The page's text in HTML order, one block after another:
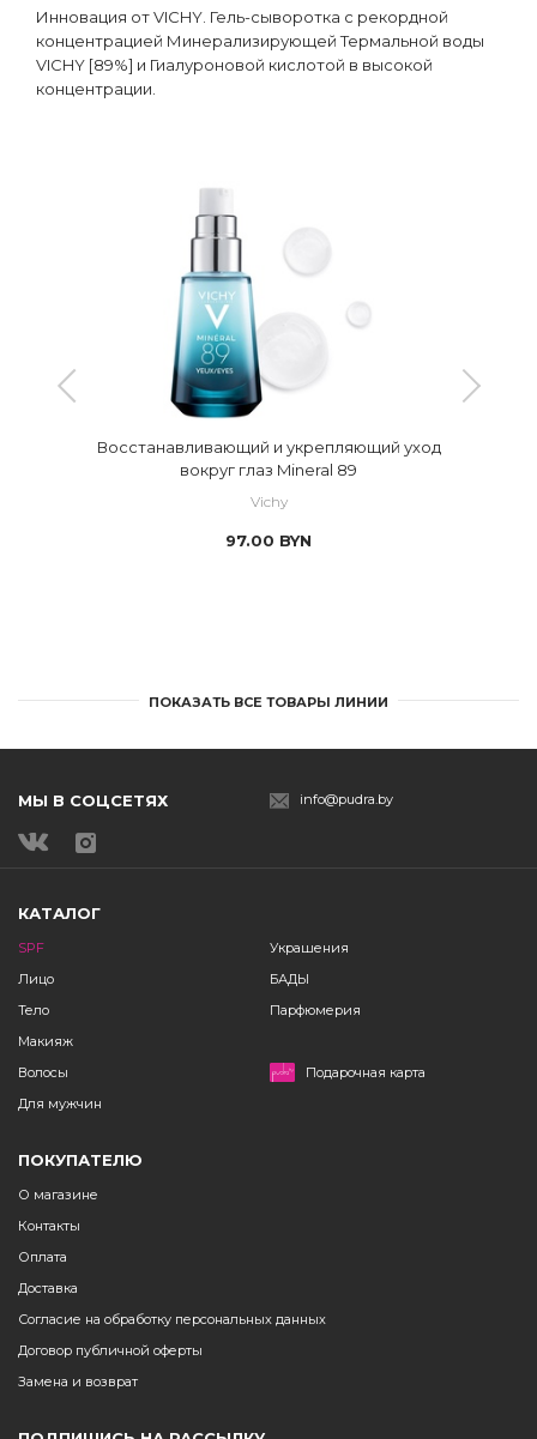
Инновация от VICHY. Гель-сыворотка с рекордной
концентрацией Минерализирующей Термальной воды
VICHY [89%] и Гиалуроновой кислотой в высокой
концентрации.
Восстанавливающий и укрепляющий уход
вокруг глаз Mineral 89
Vichy
97.00 BYN
ПОКАЗАТЬ ВСЕ ТОВАРЫ ЛИНИИ
МЫ В СОЦСЕТЯХ info@pudra.by
КАТАЛОГ
SPF
Лицо
Тело
Макияж
Волосы
Для мужчин
Украшения
БАДЫ
Парфюмерия
Подарочная карта
ПОКУПАТЕЛЮ
О магазине
Контакты
Оплата
Доставка
Согласие на обработку персональных данных
Договор публичной оферты
Замена и возврат